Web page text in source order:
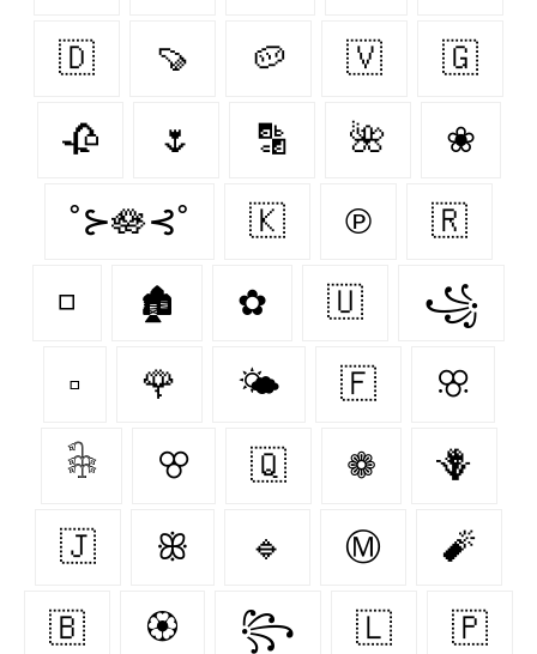
🇩‌ 🍠 🥔 🇻‌ 🇬‌
🥀 🌷 🔡 🌺 ❀
˚⊱🪷⊰˚ 🇰‌ ℗ 🇷‌
◽ 🏚 ✿ 🇺‌ ꧁
▫ 🌹 🌤 🇫‌ ꕣ
𓇗 ꕢ 🇶‌ ❁ 🪻
🇯‌ ꕥ 🔹 Ⓜ 🧨
🇧‌ 🏵 ꧂ 🇱‌ 🇵‌